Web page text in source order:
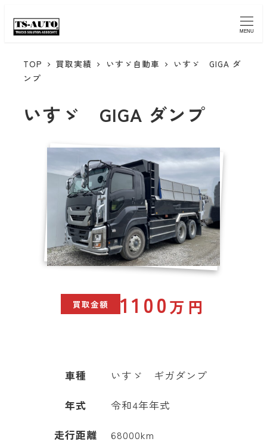
MENU
TOP 買取実績 いすゞ自動車
いすゞ GIGA ダ
ンプ
いすゞ GIGA ダンプ
買取金額 1100万円
車種
いすゞ ギガダンプ
年式
令和4年年式
走行距離
68000km